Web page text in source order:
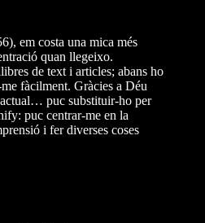
em costa una mica més
quan llegeixo.
de text i articles; abans ho
fàcilment. Gràcies a Déu
puc substituir-ho per
puc centrar-me en la
i fer diverses coses